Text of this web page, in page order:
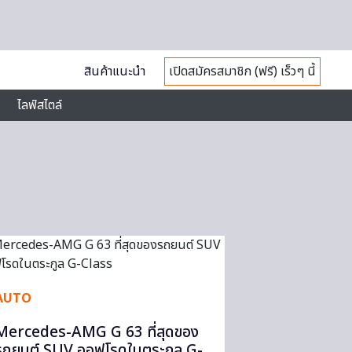
สินค้าแนะนำ
เปิดสมัครสมาชิก (ฟรี) เร็วๆ นี้
ไลฟ์สไตล์
AMG G 63 ที่สุดของ